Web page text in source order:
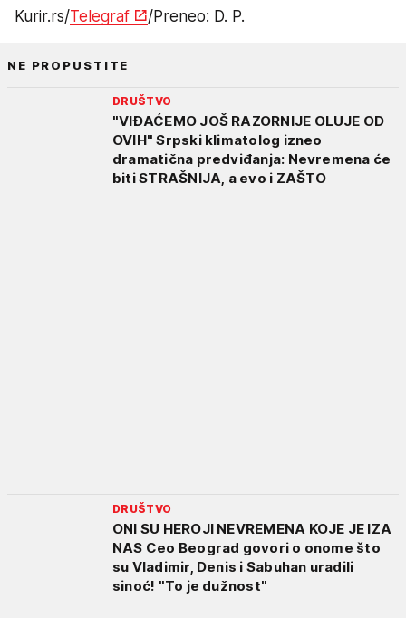
Kurir.rs/Telegraf /Preneo: D. P.
NE PROPUSTITE
DRUŠTVO
"VIĐAĆEMO JOŠ RAZORNIJE OLUJE OD
OVIH" Srpski klimatolog izneo
dramatična predviđanja: Nevremena će
biti STRAŠNIJA, a evo i ZAŠTO
DRUŠTVO
ONI SU HEROJI NEVREMENA KOJE JE IZA
NAS Ceo Beograd govori o onome što
su Vladimir, Denis i Sabuhan uradili
sinoć! "To je dužnost"